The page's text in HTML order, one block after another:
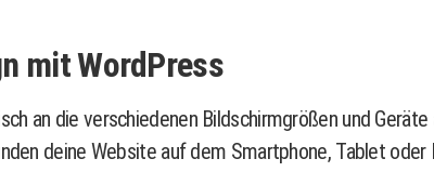
mit WordPress
an die verschiedenen Bildschirmgrößen und
deine Website auf dem Smartphone, Tablet